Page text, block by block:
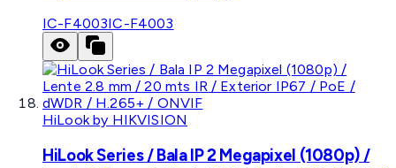
IC-F4003IC-F4003
HiLook by HIKVISION
HiLook Series / Bala IP 2 Megapixel (1080p) /